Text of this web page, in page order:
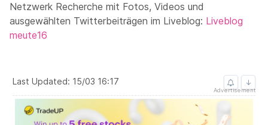
Netzwerk Recherche mit Fotos, Videos und
ausgewählten Twitterbeiträgen im Liveblog: Liveblog
meute16
Last Updated: 15/03 16:17 ↓
Advertisement